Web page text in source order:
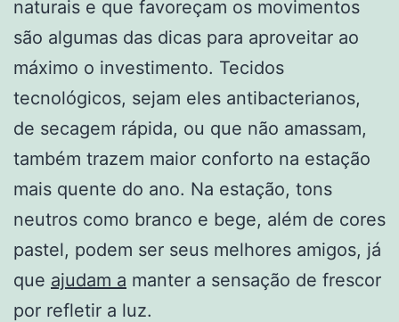
naturais e que favoreçam os movimentos
são algumas das dicas para aproveitar ao
máximo o investimento. Tecidos
tecnológicos, sejam eles antibacterianos,
de secagem rápida, ou que não amassam,
também trazem maior conforto na estação
mais quente do ano. Na estação, tons
neutros como branco e bege, além de cores
pastel, podem ser seus melhores amigos, já
que ajudam a manter a sensação de frescor
por refletir a luz.